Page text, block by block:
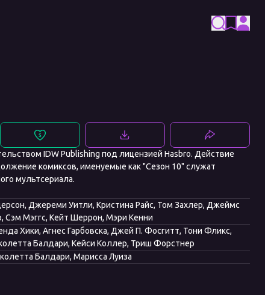
IDW Publishing под лицензией Hasbro. Действие
комиксов, именуемые как "Сезон 10" служат
мультсериала.
Джереми Уитли, Кристина Райс, Том Захлер, Джеймс
Сэм Мэггс, Кейт Шеррон, Мэри Кенни
Хики, Агнес Гарбовска, Джей П. Фосгитт, Тони Фликс,
Балдари, Кейси Коллер, Триш Форстнер
Балдари, Марисса Луиза